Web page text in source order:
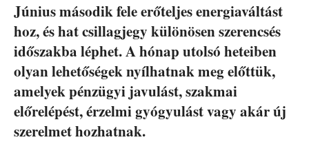
Június második fele erőteljes energiaváltást
hoz, és hat csillagjegy különösen szerencsés
időszakba léphet. A hónap utolsó heteiben
olyan lehetőségek nyílhatnak meg előttük,
amelyek pénzügyi javulást, szakmai
előrelépést, érzelmi gyógyulást vagy akár új
szerelmet hozhatnak.